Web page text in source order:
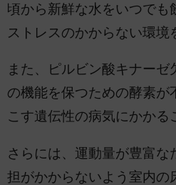
頃から新鮮な水をいつでも
ストレスのかからない環境
また、ピルビン酸キナー
の機能を保つための酵素が
こす遺伝性の病気にかかる
さらには、運動量が豊富な
担がかからないよう室内の